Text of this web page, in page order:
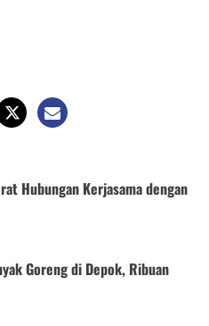
Hubungan Kerjasama dengan
Goreng di Depok, Ribuan